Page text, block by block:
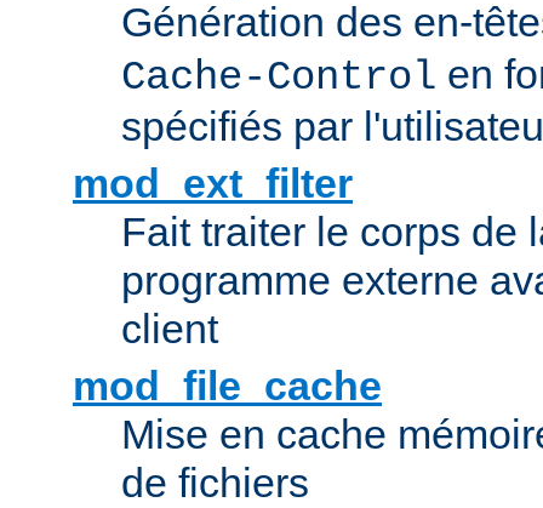
Génération des en-
Cache-Control en
spécifiés par
mod_ext_filter
Fait traiter le corps de
programme externe
client
mod_file_cache
Mise en cache
de fichiers